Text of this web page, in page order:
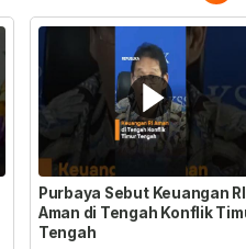
Purbaya Sebut Keuangan RI
Aman di Tengah Konflik
Tengah